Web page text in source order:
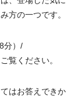
方の一つです。
分）/
覧ください。
はお答えできか